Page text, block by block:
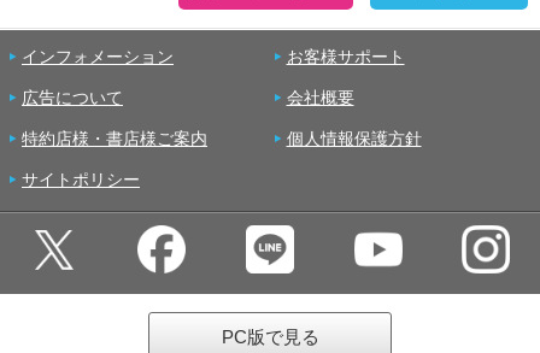
インフォメーション お客様サポート
広告について 会社概要
特約店様・書店様ご案内 個人情報保護方針
サイトポリシー
PC版で見る